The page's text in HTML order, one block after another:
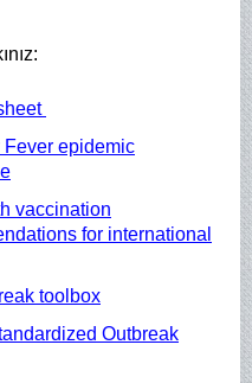
Fever epidemic
vaccination
for international
toolbox
Outbreak